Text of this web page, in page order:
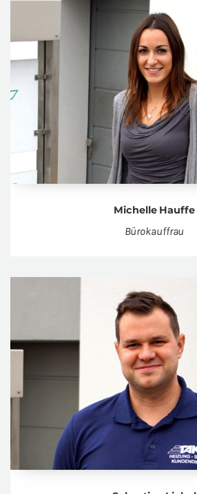
Mi­chel­le Hauf­fe
Büro­kauf­frau